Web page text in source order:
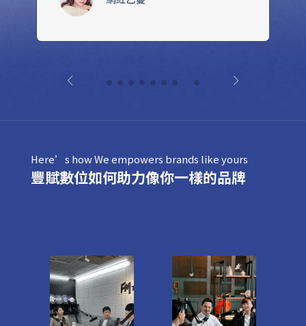
Here’s how We empowers brands like yours
豐賦數位如何助力像你一樣的品牌